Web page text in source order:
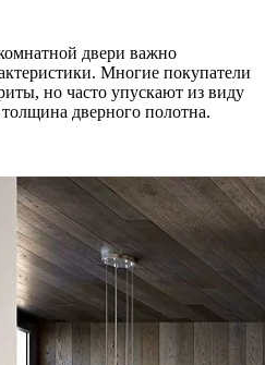
двери важно
Многие покупатели
но часто упускают из виду
дверного полотна.